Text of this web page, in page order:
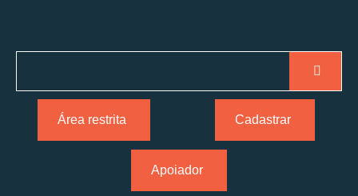
Área restrita Cadastrar
Apoiador